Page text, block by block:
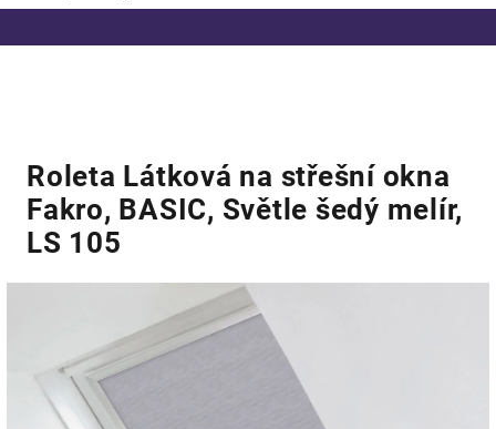
Roleta Látková na střešní okna
Fakro, BASIC, Světle šedý melír,
LS 105